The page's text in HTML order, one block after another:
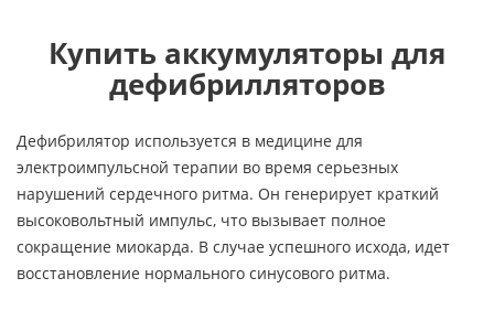
Купить аккумуляторы для
дефибрилляторов
Дефибрилятор используется в медицине для
электроимпульсной терапии во время серьезных
нарушений сердечного ритма. Он генерирует краткий
высоковольтный импульс, что вызывает полное
сокращение миокарда. В случае успешного исхода, идет
восстановление нормального синусового ритма.